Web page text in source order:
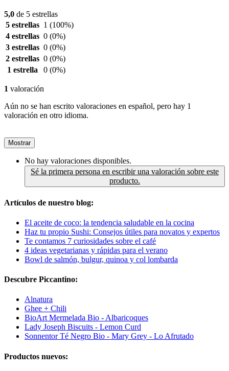
5,0 de 5 estrellas
5 estrellas 1 (100%)
4 estrellas 0 (0%)
3 estrellas 0 (0%)
2 estrellas 0 (0%)
1 estrella
0 (0%)
1 valoración
Aún no se han escrito valoraciones en español, pero hay 1
valoración en otro idioma.
Mostrar
No hay valoraciones disponibles.
Sé la primera persona en escribir una valoración sobre este
producto.
Artículos de nuestro blog:
El aceite de coco: la tendencia saludable en la cocina
Haz tu propio Sushi: Consejos útiles para novatos y expertos
Te contamos 7 curiosidades sobre el café
4 ideas vegetarianas y rápidas para el verano
Bowl de salmón, bulgur, quinoa y col lombarda
Descubre Piccantino:
Alnatura
Ghee + Chili
BioArt Mermelada Bio - Albaricoques
Lady Joseph Biscuits - Lemon Curd
Sonnentor Té Negro Bio - Mary Grey - Lo Afrutado
Productos nuevos: